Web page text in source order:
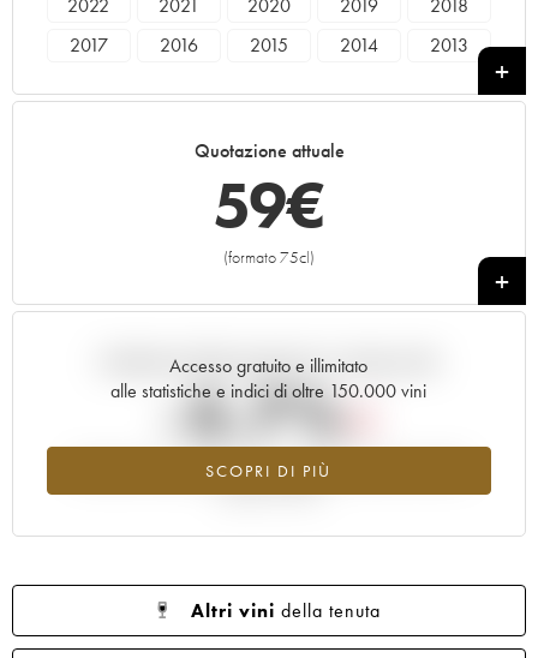
2022 2021 2020 2019
2018
2017
2016 2015 2014
2013
2001 2000 1999
Quotazione attuale
59€
(formato 75cl)
+
Accesso gratuito e illimitato
alle statistiche e indici di oltre 150.000 vini
SCOPRI DI PIÙ
Andamento della quotazione in tempo reale
-5.7%
Tendenza al ribasso per il valore dell'annata 2008 nel 2026
Altri vini della tenuta